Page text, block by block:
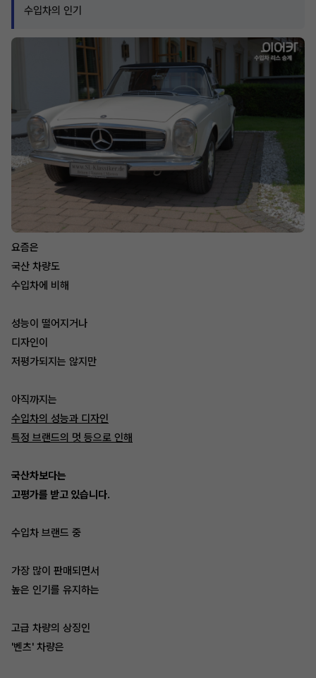
수입차의 인기
요즘은
국산 차량도
수입차에 비해
성능이 떨어지거나
디자인이
저평가되지는 않지만
아직까지는
수입차의 성능과 디자인
특정 브랜드의 멋 등으로 인해
국산차보다는
고평가를 받고 있습니다.
수입차 브랜드 중
가장 많이 판매되면서
높은 인기를 유지하는
고급 차량의 상징인
'벤츠' 차량은